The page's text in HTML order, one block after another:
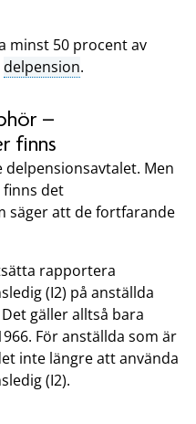
minst 50 procent av
delpension.
–
finns
Men
finns det
säger att de fortfarande
rapportera
(I2) på anställda
Det gäller alltså bara
För anställda som är
inte längre att använda
(I2).